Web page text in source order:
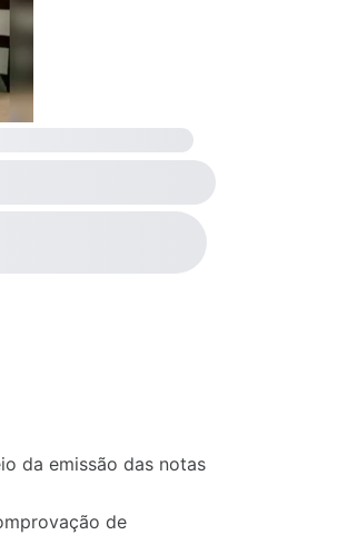
da emissão das notas
de